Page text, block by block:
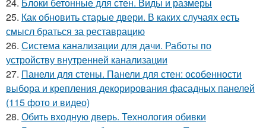
24. Блоки бетонные для стен. Виды и размеры
25. Как обновить старые двери. В каких случаях есть
смысл браться за реставрацию
26. Система канализации для дачи. Работы по
устройству внутренней канализации
27. Панели для стены. Панели для стен: особенности
выбора и крепления декорирования фасадных панелей
(115 фото и видео)
28. Обить входную дверь. Технология обивки